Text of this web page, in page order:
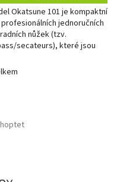
Okatsune 101 je kompaktní
jednoručních
nůžek (tzv.
secateurs), které jsou
s menší rukou.